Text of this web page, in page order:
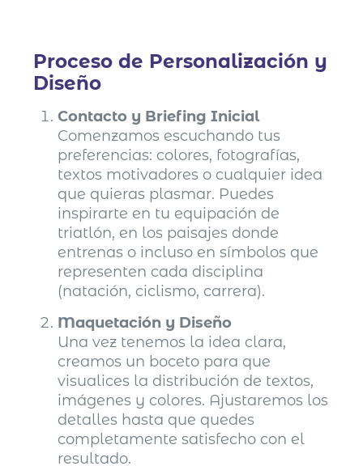
Proceso de Personalización y
Diseño
Contacto y Briefing Inicial
Comenzamos escuchando tus
preferencias: colores, fotografías,
textos motivadores o cualquier idea
que quieras plasmar. Puedes
inspirarte en tu equipación de
triatlón, en los paisajes donde
entrenas o incluso en símbolos que
representen cada disciplina
(natación, ciclismo, carrera).
Maquetación y Diseño
Una vez tenemos la idea clara,
creamos un boceto para que
visualices la distribución de textos,
imágenes y colores. Ajustaremos los
detalles hasta que quedes
completamente satisfecho con el
resultado.